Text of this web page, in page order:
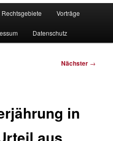
Rechtsgebiete Vorträge
Datenschutz
Nächster →
in